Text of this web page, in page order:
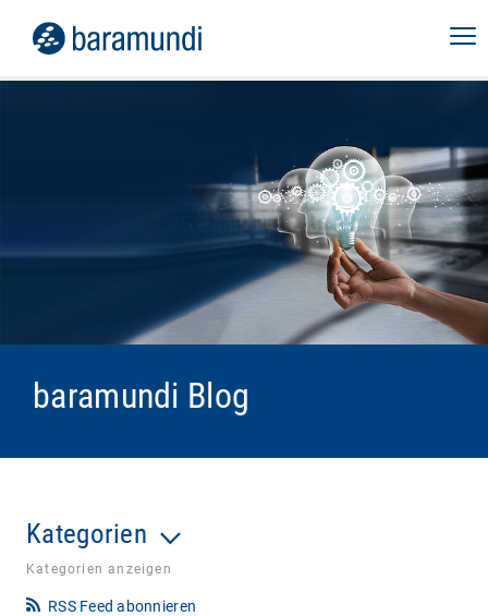
baramundi Blog
Kategorien
Kategorien anzeigen
RSS Feed abonnieren